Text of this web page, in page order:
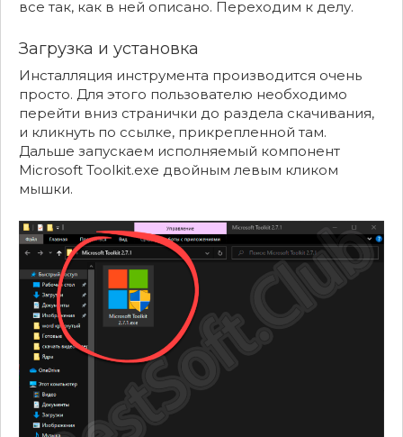
все так, как в ней описано. Переходим к делу.
Загрузка и установка
Инсталляция инструмента производится очень
просто. Для этого пользователю необходимо
перейти вниз странички до раздела скачивания,
и кликнуть по ссылке, прикрепленной там.
Дальше запускаем исполняемый компонент
Microsoft Toolkit.exe двойным левым кликом
мышки.